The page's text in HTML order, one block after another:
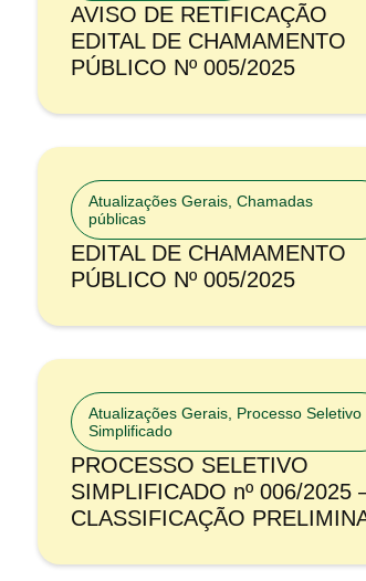
AVISO DE RETIFICAÇÃO
EDITAL DE CHAMAMENTO
PÚBLICO Nº 005/2025
Atualizações Gerais Chamadas
públicas
EDITAL DE CHAMAMENTO
PÚBLICO Nº 005/2025
Atualizações Gerais Processo Seletivo
Simplificado
PROCESSO SELETIVO
SIMPLIFICADO nº 006/2025
CLASSIFICAÇÃO